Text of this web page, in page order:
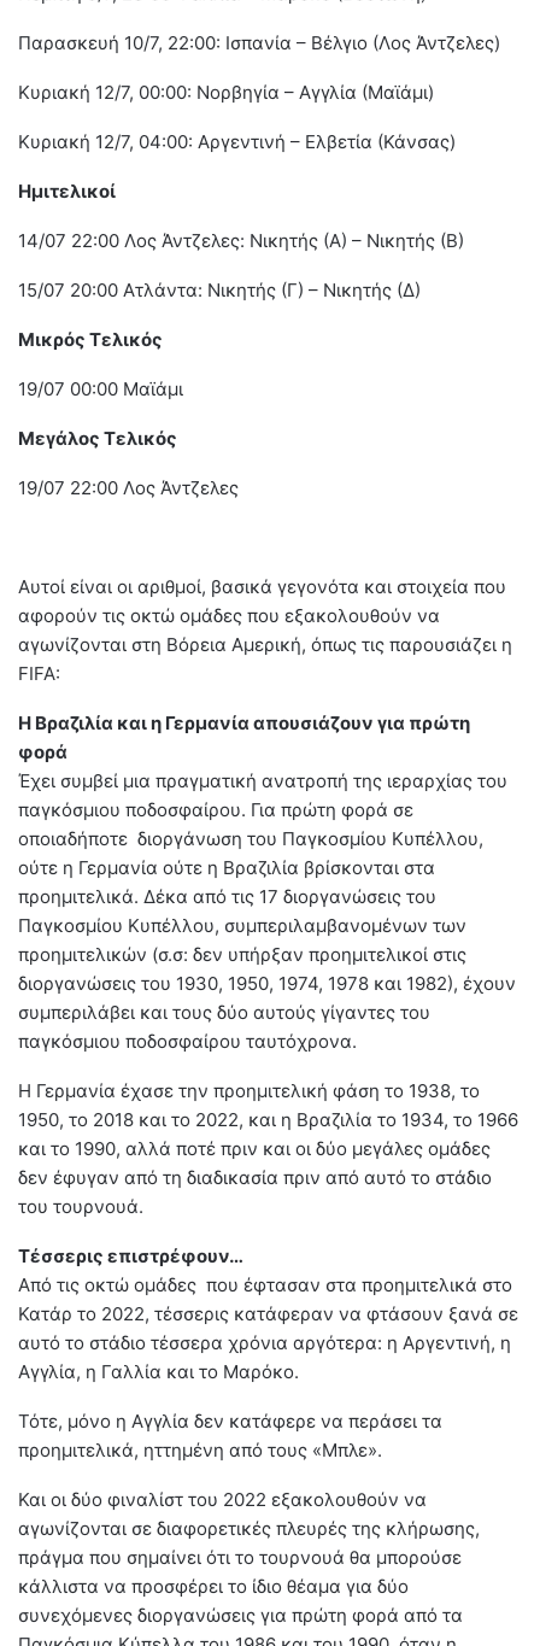
Παρασκευή 10/7, 22:00: Ισπανία – Βέλγιο (Λος Άντζελες)
Κυριακή 12/7, 00:00: Νορβηγία – Αγγλία (Μαϊάμι)
Κυριακή 12/7, 04:00: Αργεντινή – Ελβετία (Κάνσας)
Ημιτελικοί
14/07 22:00 Λος Άντζελες: Νικητής (Α) – Νικητής (Β)
15/07 20:00 Ατλάντα: Νικητής (Γ) – Νικητής (Δ)
Μικρός Τελικός
19/07 00:00 Μαϊάμι
Μεγάλος Τελικός
19/07 22:00 Λος Άντζελες
Αυτοί είναι οι αριθμοί, βασικά γεγονότα και στοιχεία που
αφορούν τις οκτώ ομάδες που εξακολουθούν να
αγωνίζονται στη Βόρεια Αμερική, όπως τις παρουσιάζει η
FIFA:
Η Βραζιλία και η Γερμανία απουσιάζουν για πρώτη
φορά
Έχει συμβεί μια πραγματική ανατροπή της ιεραρχίας του
παγκόσμιου ποδοσφαίρου. Για πρώτη φορά σε
οποιαδήποτε διοργάνωση του Παγκοσμίου Κυπέλλου,
ούτε η Γερμανία ούτε η Βραζιλία βρίσκονται στα
προημιτελικά. Δέκα από τις 17 διοργανώσεις του
Παγκοσμίου Κυπέλλου, συμπεριλαμβανομένων των
προημιτελικών (σ.σ: δεν υπήρξαν προημιτελικοί στις
διοργανώσεις του 1930, 1950, 1974, 1978 και 1982), έχουν
συμπεριλάβει και τους δύο αυτούς γίγαντες του
παγκόσμιου ποδοσφαίρου ταυτόχρονα.
Η Γερμανία έχασε την προημιτελική φάση το 1938, το
1950, το 2018 και το 2022, και η Βραζιλία το 1934, το 1966
και το 1990, αλλά ποτέ πριν και οι δύο μεγάλες ομάδες
δεν έφυγαν από τη διαδικασία πριν από αυτό το στάδιο
του τουρνουά.
Τέσσερις επιστρέφουν…
Από τις οκτώ ομάδες που έφτασαν στα προημιτελικά στο
Κατάρ το 2022, τέσσερις κατάφεραν να φτάσουν ξανά σε
αυτό το στάδιο τέσσερα χρόνια αργότερα: η Αργεντινή, η
Αγγλία, η Γαλλία και το Μαρόκο.
Τότε, μόνο η Αγγλία δεν κατάφερε να περάσει τα
προημιτελικά, ηττημένη από τους «Μπλε».
Και οι δύο φιναλίστ του 2022 εξακολουθούν να
αγωνίζονται σε διαφορετικές πλευρές της κλήρωσης,
πράγμα που σημαίνει ότι το τουρνουά θα μπορούσε
κάλλιστα να προσφέρει το ίδιο θέαμα για δύο
συνεχόμενες διοργανώσεις για πρώτη φορά από τα